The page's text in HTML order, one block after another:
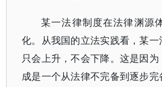
某一法律制度在法律渊源
化。从我国的立法实践看，某
只会上升，不会下降。这是因
成是一个从法律不完备到逐步